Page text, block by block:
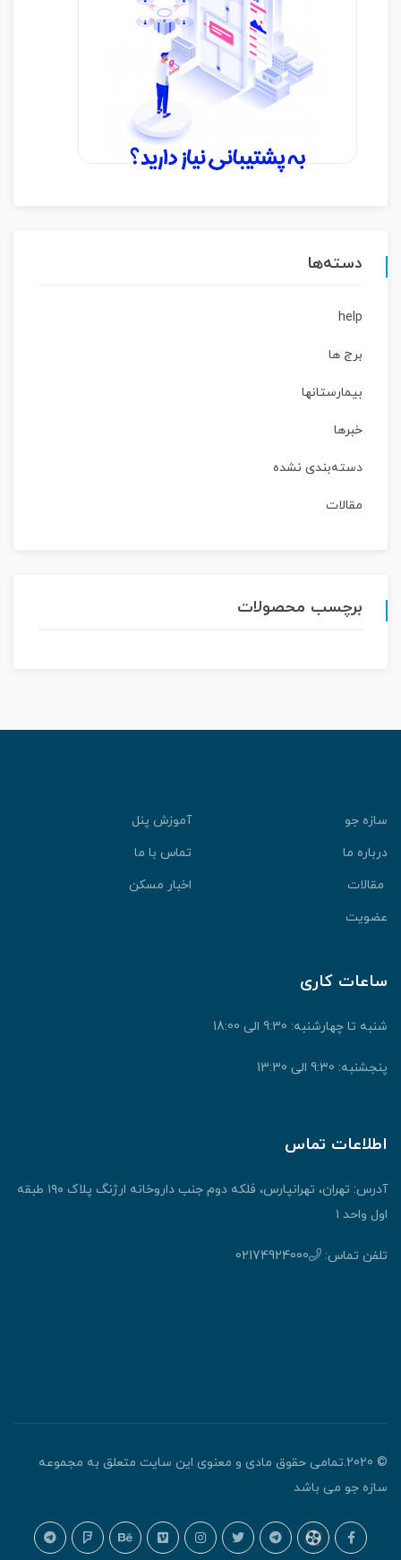
دسته‌ها
help
برج ها
بیمارستانها
خبرها
دسته‌بندی نشده
مقالات
برچسب محصولات
سازه جو
آموزش پنل
درباره ما
تماس با ما
مقالات
اخبار مسکن
عضویت
ساعات کاری
شنبه تا چهارشنبه: 9:30 الی 18:00
پنجشنبه: 9:30 الی 13:30
اطلاعات تماس
آدرس: تهران، تهرانپارس، فلکه دوم جنب داروخانه ارژنگ پلاک ۱۹۰ طبقه
اول واحد ۱
تلفن تماس: 02174924000
© 2020.تمامی حقوق مادی و معنوی این سایت متعلق به مجموعه
سازه جو می باشد